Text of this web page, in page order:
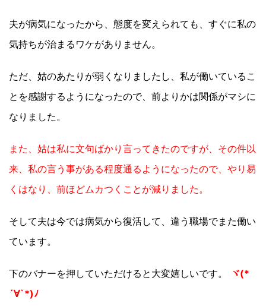
夫が病気になったから、態度を変えられても、すぐに私の
気持ちが治まるワケがありません。
ただ、姑のあたりが弱くなりましたし、私が働いているこ
とを感謝するようになったので、前よりかは関係がマシに
なりました。
また、姑は私に文句ばかり言ってきたのですが、その件以
来、私の言う事がある程度通るようになったので、やり易
くはなり、前ほどムカつくことが減りました。
そして夫は今では病気から復活して、違う職場でまた働い
ています。
下のバナーを押していただけると大変嬉しいです。
ヾ(*
´∀`*)ﾉ